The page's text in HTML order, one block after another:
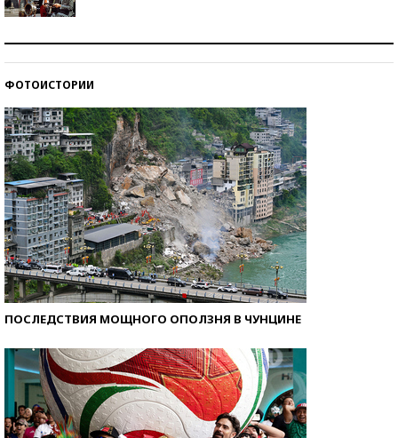
ФОТОИСТОРИИ
ПОСЛЕДСТВИЯ МОЩНОГО ОПОЛЗНЯ В ЧУНЦИНЕ